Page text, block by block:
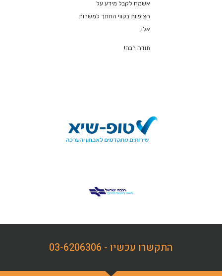
אשמח לקבל מידע על
הציפיות בקווי החתך למשרות
אלו.
תודה רבה!
התקשרו עכשיו - 03-6206306